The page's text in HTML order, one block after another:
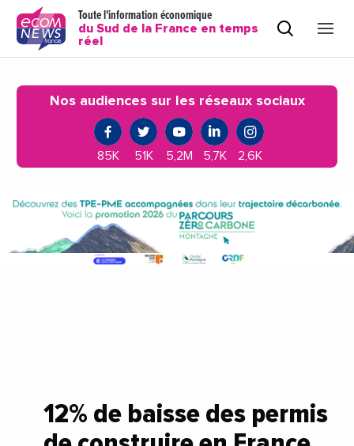
Toute l'information économique
du Sud de la France en temps
réel
Nos audiences sur les réseaux sociaux
85K 51K 5,2M 5,7K 2,6K
12% de baisse des permis